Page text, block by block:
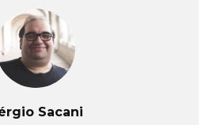
Sacani